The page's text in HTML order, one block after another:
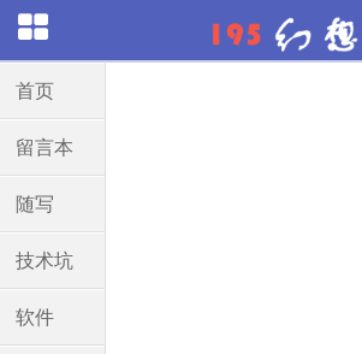
首页
留言本
随写
技术坑
软件